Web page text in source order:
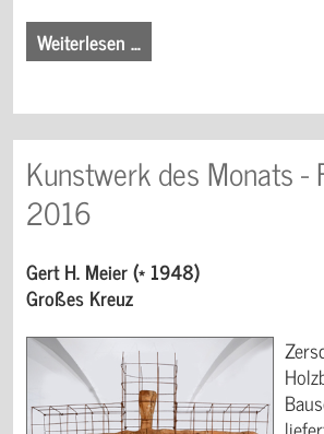
Weiterlesen …
Kunstwerk des Monats -
2016
Gert H. Meier (* 1948)
Großes Kreuz